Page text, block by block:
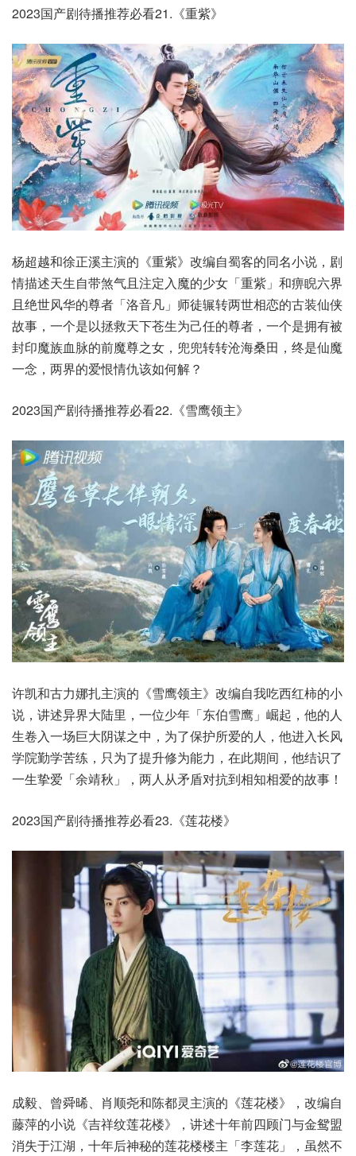
2023国产剧待播推荐必看21.《重紫》
杨超越和徐正溪主演的《重紫》改编自蜀客的同名小说，剧
情描述天生自带煞气且注定入魔的少女「重紫」和痹睨六界
且绝世风华的尊者「洛音凡」师徒辗转两世相恋的古装仙侠
故事，一个是以拯救天下苍生为己任的尊者，一个是拥有被
封印魔族血脉的前魔尊之女，兜兜转转沧海桑田，终是仙魔
一念，两界的爱恨情仇该如何解？
2023国产剧待播推荐必看22.《雪鹰领主》
许凯和古力娜扎主演的《雪鹰领主》改编自我吃西红柿的小
说，讲述异界大陆里，一位少年「东伯雪鹰」崛起，他的人
生卷入一场巨大阴谋之中，为了保护所爱的人，他进入长风
学院勤学苦练，只为了提升修为能力，在此期间，他结识了
一生挚爱「余靖秋」，两人从矛盾对抗到相知相爱的故事！
2023国产剧待播推荐必看23.《莲花楼》
成毅、曾舜晞、肖顺尧和陈都灵主演的《莲花楼》，改编自
藤萍的小说《吉祥纹莲花楼》，讲述十年前四顾门与金鸳盟
消失于江湖，十年后神秘的莲花楼楼主「李莲花」，虽然不